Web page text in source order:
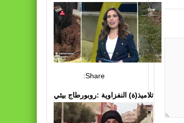
Share:
تلاميذ(ة) النفزاوية :روبورطاج بيئي